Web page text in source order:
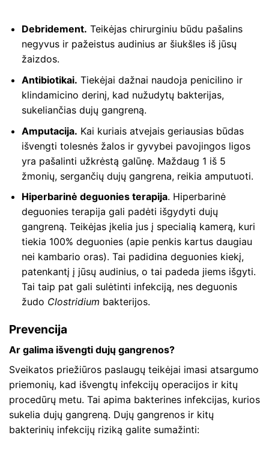
Debridement. Teikėjas chirurginiu būdu pašalins
negyvus ir pažeistus audinius ar šiukšles iš jūsų
žaizdos.
Antibiotikai. Tiekėjai dažnai naudoja penicilino ir
klindamicino derinį, kad nužudytų bakterijas,
sukeliančias dujų gangreną.
Amputacija. Kai kuriais atvejais geriausias būdas
išvengti tolesnės žalos ir gyvybei pavojingos ligos
yra pašalinti užkrėstą galūnę. Maždaug 1 iš 5
žmonių, sergančių dujų gangrena, reikia amputuoti.
Hiperbarinė deguonies terapija. Hiperbarinė
deguonies terapija gali padėti išgydyti dujų
gangreną. Teikėjas įkelia jus į specialią kamerą, kuri
tiekia 100% deguonies (apie penkis kartus daugiau
nei kambario oras). Tai padidina deguonies kiekį,
patenkantį į jūsų audinius, o tai padeda jiems išgyti.
Tai taip pat gali sulėtinti infekciją, nes deguonis
žudo Clostridium bakterijos.
Prevencija
Ar galima išvengti dujų gangrenos?
Sveikatos priežiūros paslaugų teikėjai imasi atsargumo
priemonių, kad išvengtų infekcijų operacijos ir kitų
procedūrų metu. Tai apima bakterines infekcijas, kurios
sukelia dujų gangreną. Dujų gangrenos ir kitų
bakterinių infekcijų riziką galite sumažinti: